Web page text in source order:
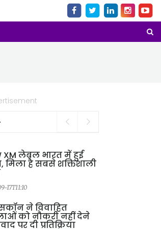
XM लेबल भारत में हुई
मिला है सबसे शक्तिशाली
17T11:10
ने विवाहित
को नौकरी नहीं देने
पर दी प्रतिक्रिया